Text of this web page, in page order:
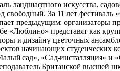
ландшафтного искусства,
За 11 лет фестиваль
предыдущим: организаторы
представят как
и дизайну цветочных
начинающих
сад», «Сад-инсталляция» и
Британской